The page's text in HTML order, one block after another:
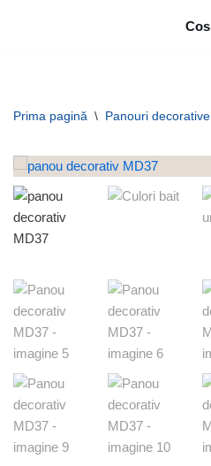
Cos
Prima pagină \ Panouri decorative